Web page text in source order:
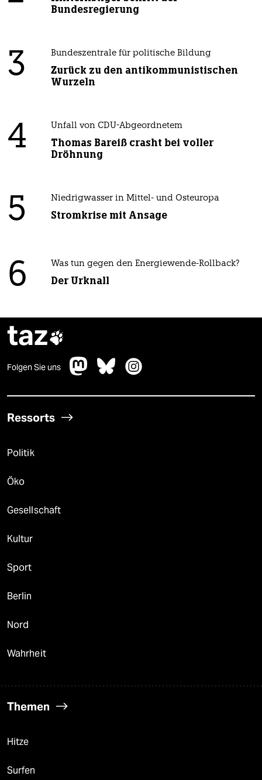
Bundesregierung
3 Bundeszentrale für politische Bildung
Zurück zu den antikommunistischen
Wurzeln
4 Unfall von CDU-Abgeordnetem
Thomas Bareiß crasht bei voller
Dröhnung
5 Niedrigwasser in Mittel- und Osteuropa
Stromkrise mit Ansage
6 Was tun gegen den Energiewende-Rollback?
Der Urknall
taz
Folgen Sie uns
Ressorts
Politik
Öko
Gesellschaft
Kultur
Sport
Berlin
Nord
Wahrheit
Themen
Hitze
Surfen